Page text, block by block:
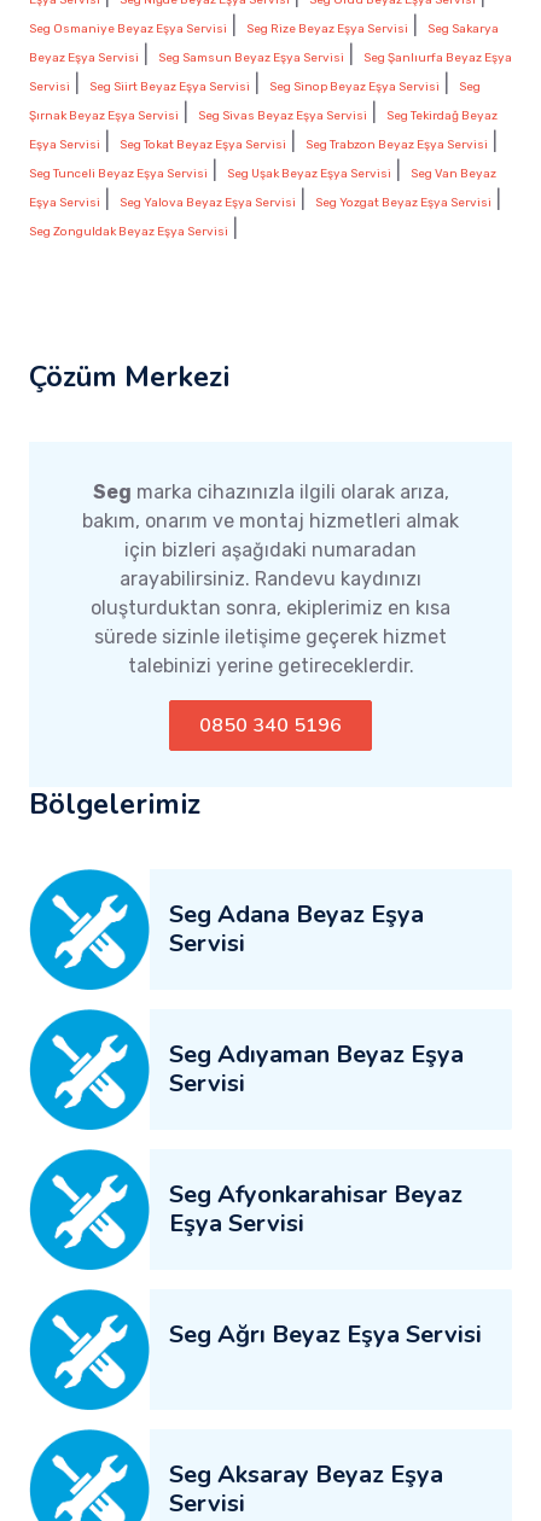
Seg Osmaniye Beyaz Eşya Servisi Seg Rize Beyaz Eşya Servisi
Seg Sakarya
Beyaz Eşya Servisi
Seg Samsun Beyaz Eşya Servisi
Seg Şanlıurfa Beyaz Eşya
Servisi
Seg Siirt Beyaz Eşya Servisi Seg Sinop Beyaz Eşya Servisi
Seg
Şırnak Beyaz Eşya Servisi
Seg Sivas Beyaz Eşya Servisi
Seg Tekirdağ Beyaz
Eşya Servisi
Seg Tokat Beyaz Eşya Servisi Seg Trabzon Beyaz Eşya Servisi
Seg Tunceli Beyaz Eşya Servisi Seg Uşak Beyaz Eşya Servisi
Seg Van Beyaz
Eşya Servisi
Seg Yalova Beyaz Eşya Servisi Seg Yozgat Beyaz Eşya Servisi
Seg Zonguldak Beyaz Eşya Servisi
Çözüm Merkezi
Seg marka cihazınızla ilgili olarak arıza,
bakım, onarım ve montaj hizmetleri almak
için bizleri aşağıdaki numaradan
arayabilirsiniz. Randevu kaydınızı
oluşturduktan sonra, ekiplerimiz en kısa
sürede sizinle iletişime geçerek hizmet
talebinizi yerine getireceklerdir.
0850 340 5196
Bölgelerimiz
Seg Adana Beyaz Eşya
Servisi
Seg Adıyaman Beyaz Eşya
Servisi
Seg Afyonkarahisar Beyaz
Eşya Servisi
Seg Ağrı Beyaz Eşya Servisi
Seg Aksaray Beyaz Eşya
Servisi